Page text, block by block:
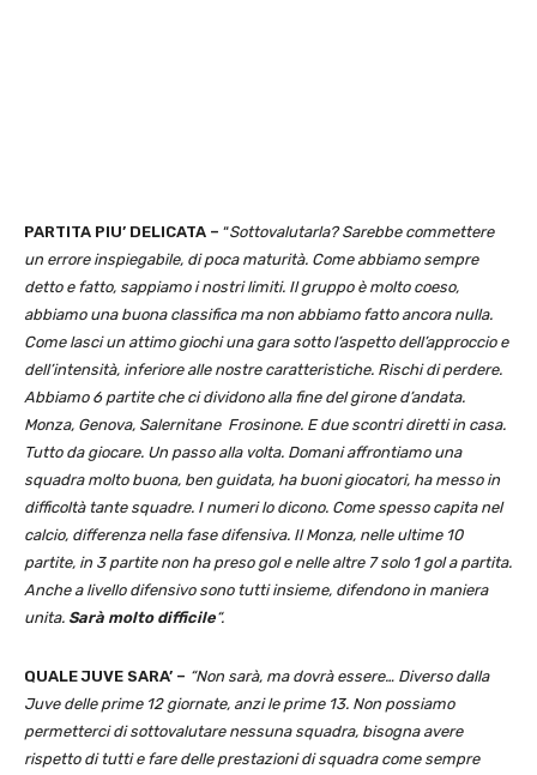
PARTITA PIU’ DELICATA – “Sottovalutarla? Sarebbe commettere
un errore inspiegabile, di poca maturità. Come abbiamo sempre
detto e fatto, sappiamo i nostri limiti. Il gruppo è molto coeso,
abbiamo una buona classifica ma non abbiamo fatto ancora nulla.
Come lasci un attimo giochi una gara sotto l’aspetto dell’approccio e
dell’intensità, inferiore alle nostre caratteristiche. Rischi di perdere.
Abbiamo 6 partite che ci dividono alla fine del girone d’andata.
Monza, Genova, Salernitane Frosinone. E due scontri diretti in casa.
Tutto da giocare. Un passo alla volta. Domani affrontiamo una
squadra molto buona, ben guidata, ha buoni giocatori, ha messo in
difficoltà tante squadre. I numeri lo dicono. Come spesso capita nel
calcio, differenza nella fase difensiva. Il Monza, nelle ultime 10
partite, in 3 partite non ha preso gol e nelle altre 7 solo 1 gol a partita.
Anche a livello difensivo sono tutti insieme, difendono in maniera
unita. Sarà molto difficile“.
QUALE JUVE SARA’ – “Non sarà, ma dovrà essere… Diverso dalla
Juve delle prime 12 giornate, anzi le prime 13. Non possiamo
permetterci di sottovalutare nessuna squadra, bisogna avere
rispetto di tutti e fare delle prestazioni di squadra come sempre